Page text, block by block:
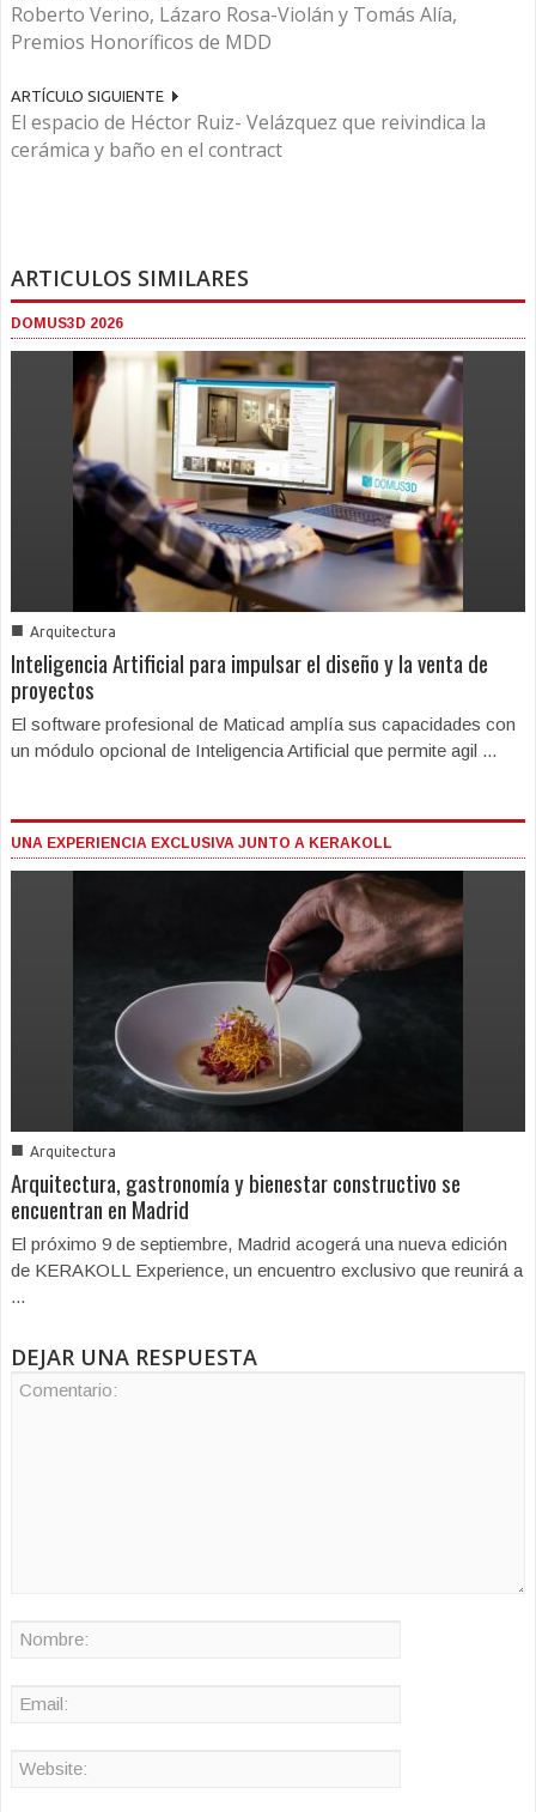
Roberto Verino, Lázaro Rosa-Violán y Tomás Alía,
Premios Honoríficos de MDD
ARTÍCULO SIGUIENTE
El espacio de Héctor Ruiz- Velázquez que reivindica la
cerámica y baño en el contract
ARTICULOS SIMILARES
DOMUS3D 2026
■ Arquitectura
Inteligencia Artificial para impulsar el diseño y la venta de
proyectos
El software profesional de Maticad amplía sus capacidades con
un módulo opcional de Inteligencia Artificial que permite agil ...
UNA EXPERIENCIA EXCLUSIVA JUNTO A KERAKOLL
■ Arquitectura
Arquitectura, gastronomía y bienestar constructivo se
encuentran en Madrid
El próximo 9 de septiembre, Madrid acogerá una nueva edición
de KERAKOLL Experience, un encuentro exclusivo que reunirá a
...
DEJAR UNA RESPUESTA